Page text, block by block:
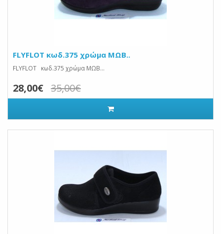
FLYFLOT κωδ.375 χρώμα ΜΩΒ..
FLYFLOT κωδ.375 χρώμα ΜΩΒ...
28,00€ 35,00€